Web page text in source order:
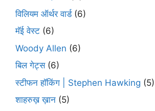
विलियम ऑर्थर वार्ड(6)
मॅई वेस्ट (6)
Woody Allen (6)
बिल गेट्स(6)
स्टीफन हॉकिंग | Stephen Hawking (5)
शाहरुख़ ख़ान (5)